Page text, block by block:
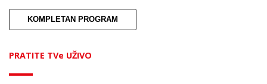
KOMPLETAN PROGRAM
PRATITE TVe UŽIVO